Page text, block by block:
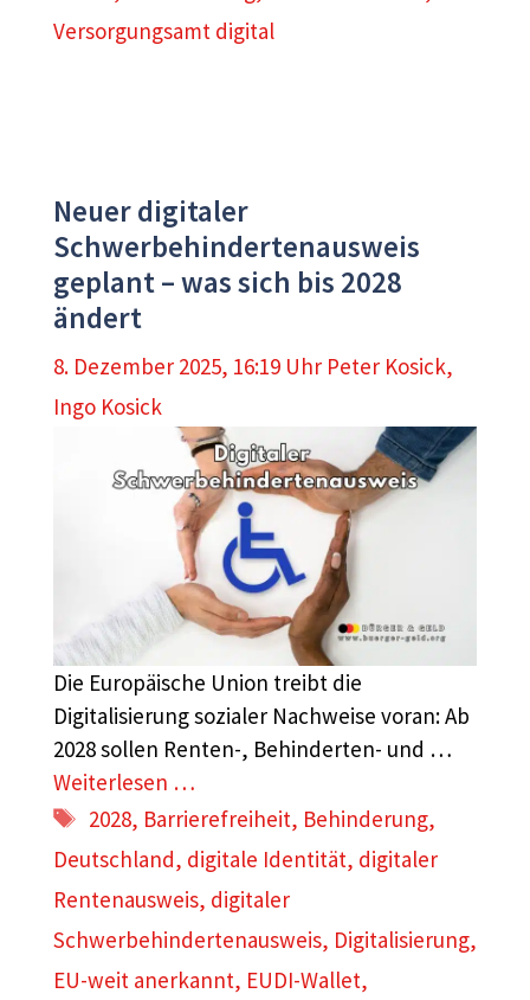
Versorgungsamt digital
Neuer digitaler
Schwerbehindertenausweis
geplant – was sich bis 2028
ändert
8. Dezember 2025, 16:19 Uhr Peter Kosick,
Ingo Kosick
Die Europäische Union treibt die
Digitalisierung sozialer Nachweise voran: Ab
2028 sollen Renten-, Behinderten- und …
Weiterlesen …
Schlagwörter
2028, Barrierefreiheit, Behinderung,
Deutschland, digitale Identität, digitaler
Rentenausweis, digitaler
Schwerbehindertenausweis, Digitalisierung,
EU-weit anerkannt, EUDI-Wallet,